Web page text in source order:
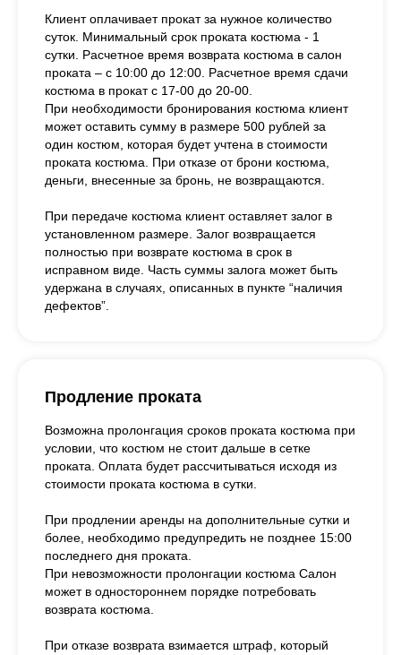
Клиент оплачивает прокат за нужное количество
суток. Минимальный срок проката костюма - 1
сутки. Расчетное время возврата костюма в салон
проката – с 10:00 до 12:00. Расчетное время сдачи
костюма в прокат с 17-00 до 20-00.
При необходимости бронирования костюма клиент
может оставить сумму в размере 500 рублей за
один костюм, которая будет учтена в стоимости
проката костюма. При отказе от брони костюма,
деньги, внесенные за бронь, не возвращаются.
При передаче костюма клиент оставляет залог в
установленном размере. Залог возвращается
полностью при возврате костюма в срок в
исправном виде. Часть суммы залога может быть
удержана в случаях, описанных в пункте “наличия
дефектов”.
Продление проката
Возможна пролонгация сроков проката костюма при
условии, что костюм не стоит дальше в сетке
проката. Оплата будет рассчитываться исходя из
стоимости проката костюма в сутки.
При продлении аренды на дополнительные сутки и
более, необходимо предупредить не позднее 15:00
последнего дня проката.
При невозможности пролонгации костюма Салон
может в одностороннем порядке потребовать
возврата костюма.
При отказе возврата взимается штраф, который